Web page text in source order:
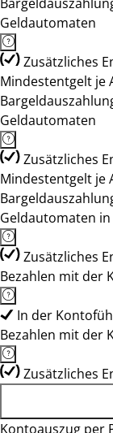
Geldautomaten
Zusätzliches
Mindestentgelt je
Geldautomaten
Zusätzliches
Mindestentgelt je
Geldautomaten
Zusätzliches
Bezahlen mit der
In der
Bezahlen mit der
Zusätzliches
Kontoauszug per